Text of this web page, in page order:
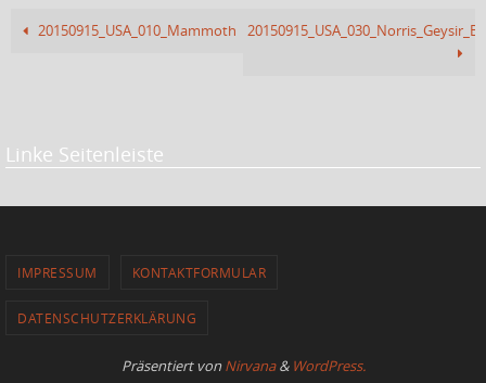
20150915_USA_010_Mammoth
Linke Seitenleiste
IMPRESSUM KONTAKTFORMULAR
DATENSCHUTZERKLÄRUNG
Präsentiert vonNirvana& WordPress.